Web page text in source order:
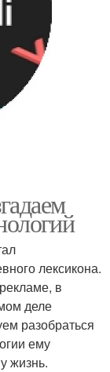
лексикона.
в
деле
разобраться
ему
жизнь.